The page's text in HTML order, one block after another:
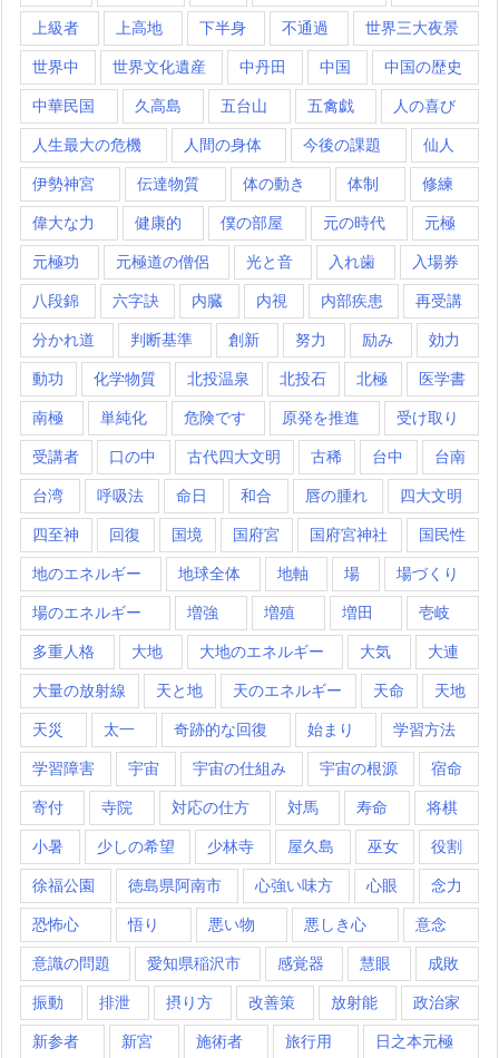
上級者 上高地 下半身 不通過 世界三大夜景
世界中 世界文化遺産 中丹田 中国 中国の歴史
中華民国 久高島 五台山 五禽戯 人の喜び
人生最大の危機 人間の身体 今後の課題 仙人
伊勢神宮 伝達物質 体の動き 体制 修練
偉大な力 健康的 僕の部屋 元の時代 元極
元極功 元極道の僧侶 光と音 入れ歯 入場券
八段錦 六字訣 内臓 内視 内部疾患 再受講
分かれ道 判断基準 創新 努力 励み 効力
動功 化学物質 北投温泉 北投石 北極 医学書
南極 単純化 危険です 原発を推進 受け取り
受講者 口の中 古代四大文明 古稀 台中 台南
台湾 呼吸法 命日 和合 唇の腫れ 四大文明
四至神 回復 国境 国府宮 国府宮神社 国民性
地のエネルギー 地球全体 地軸 場 場づくり
場のエネルギー 増強 増殖 増田 壱岐
多重人格 大地 大地のエネルギー 大気 大連
大量の放射線 天と地 天のエネルギー 天命 天地
天災 太一 奇跡的な回復 始まり 学習方法
学習障害 宇宙 宇宙の仕組み 宇宙の根源 宿命
寄付 寺院 対応の仕方 対馬 寿命 将棋
小暑 少しの希望 少林寺 屋久島 巫女 役割
徐福公園 徳島県阿南市 心強い味方 心眼 念力
恐怖心 悟り 悪い物 悪しき心 意念
意識の問題 愛知県稲沢市 感覚器 慧眼 成敗
振動 排泄 摂り方 改善策 放射能 政治家
新参者 新宮 施術者 旅行用 日之本元極